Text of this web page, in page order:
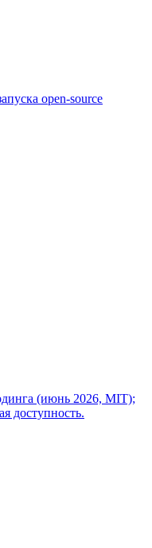
open-source
(июнь 2026, MIT);
доступность.